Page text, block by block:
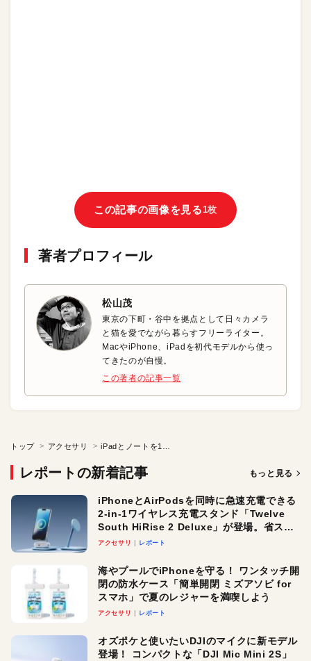
この記事の画像を見る1枚
著者プロフィール
松山茂
東京の下町・谷中を拠点として日々カメラ
と猫を愛でながら暮らすフリーライター。
MacやiPhone、iPadを初代モデルから使っ
てきたのが自慢。
この著者の記事一覧
トップ アクセサリ
レポートの新着記事 もっと見る
iPhoneとAirPodsを同時に急速充電できる
2-in-1ワイヤレス充電スタンド「Twelve
South HiRise 2 Deluxe」が登場。省スペ
ースでおしゃれに充電したい人にオスス
アクセサリ レポート
海やプールでiPhoneを守る！ ワンタッチ開
閉の防水ケース「簡単開閉 ミズアソビ for
スマホ」で夏のレジャーを満喫しよう
アクセサリ レポート
オズポケと使いたいDJIのマイクに新モデル
登場！ コンパクトな「DJI Mic Mini 2S」